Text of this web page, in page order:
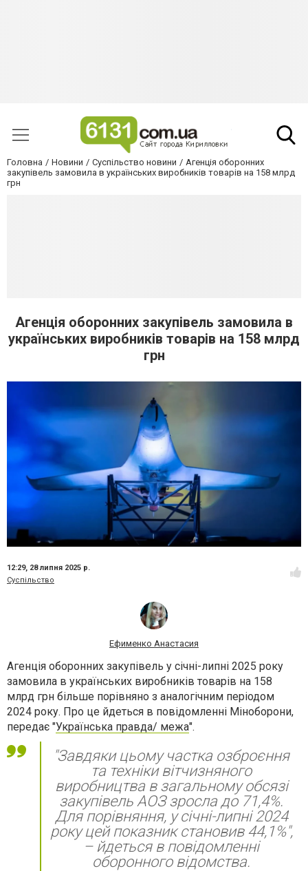
Головна Новини Суспільство новини
Агенція оборонних
закупівель замовила в українських виробників товарів на 158 млрд
грн
Агенція оборонних закупівель замовила в
українських виробників товарів на 158 млрд
грн
12:29, 28 липня 2025 р.
Суспільство
Ефименко Анастасия
Агенція оборонних закупівель у січні-липні 2025 року
замовила в українських виробників товарів на 158
млрд грн більше порівняно з аналогічним періодом
2024 року. Про це йдеться в повідомленні Міноборони,
передає "Українська правда/ межа".
"Завдяки цьому частка озброєння
та техніки вітчизняного
виробництва в загальному обсязі
закупівель АОЗ зросла до 71,4%.
Для порівняння, у січні-липні 2024
року цей показник становив 44,1%",
– йдеться в повідомленні
оборонного відомства.